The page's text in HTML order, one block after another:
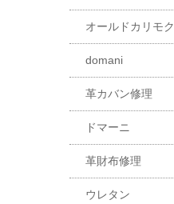
オールドカリモク
domani
革カバン修理
ドマーニ
革財布修理
ウレタン